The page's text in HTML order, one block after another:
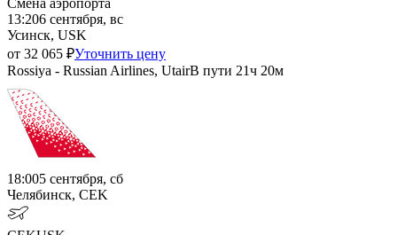
13:206 сентября, вс
Усинск, USK
от 32 065 ₽Уточнить цену
Rossiya - Russian Airlines, UtairВ пути 21ч 20м
18:005 сентября, сб
Челябинск, CEK